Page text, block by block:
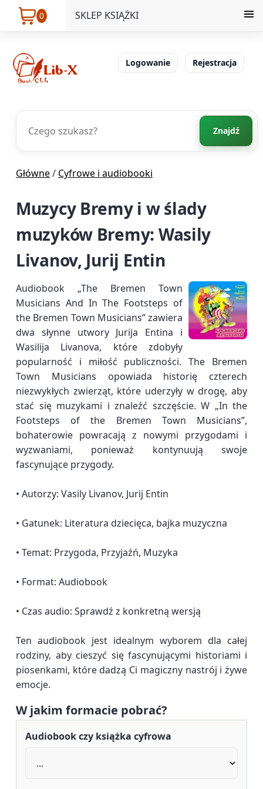
0 SKLEP KSIĄŻKI
Logowanie Rejestracja
Znajdź
Główne/ Cyfrowe i audiobooki
Muzycy Bremy i w ślady
muzyków Bremy: Wasily
Livanov, Jurij Entin
Audiobook „The Bremen Town
Musicians And In The Footsteps of
the Bremen Town Musicians” zawiera
dwa słynne utwory Jurija Entina i
Wasilija Livanova, które zdobyły
popularność i miłość publiczności. The Bremen
Town Musicians opowiada historię czterech
niezwykłych zwierząt, które uderzyły w drogę, aby
stać się muzykami i znaleźć szczęście. W „In the
Footsteps of the Bremen Town Musicians”,
bohaterowie powracają z nowymi przygodami i
wyzwaniami, ponieważ kontynuują swoje
fascynujące przygody.
• Autorzy: Vasily Livanov, Jurij Entin
• Gatunek: Literatura dziecięca, bajka muzyczna
• Temat: Przygoda, Przyjaźń, Muzyka
• Format: Audiobook
• Czas audio: Sprawdź z konkretną wersją
Ten audiobook jest idealnym wyborem dla całej
rodziny, aby cieszyć się fascynującymi historiami i
piosenkami, które dadzą Ci magiczny nastrój i żywe
emocje.
W jakim formacie pobrać?
Audiobook czy książka cyfrowa